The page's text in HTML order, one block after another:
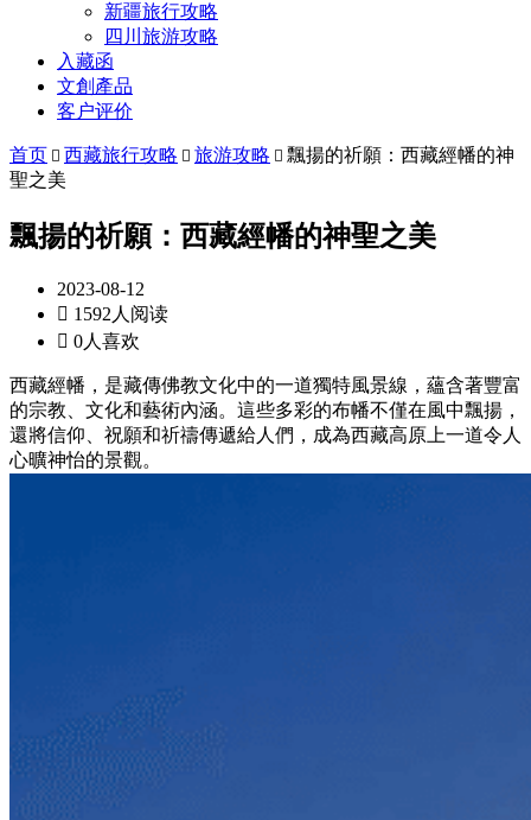
新疆旅行攻略
四川旅游攻略
入藏函
文創產品
客户评价
首页  西藏旅行攻略  旅游攻略  飄揚的祈願：西藏經幡的神
聖之美
飄揚的祈願：西藏經幡的神聖之美
2023-08-12
 1592人阅读
 0人喜欢
西藏經幡，是藏傳佛教文化中的一道獨特風景線，蘊含著豐富
的宗教、文化和藝術內涵。這些多彩的布幡不僅在風中飄揚，
還將信仰、祝願和祈禱傳遞給人們，成為西藏高原上一道令人
心曠神怡的景觀。